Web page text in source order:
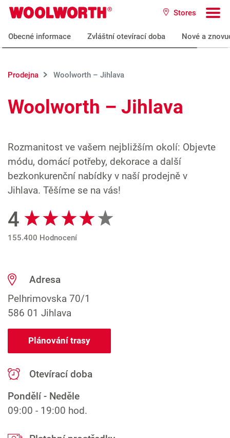
Přeskočit na hlavní obsah
Woolworth GmbH Stores
Obecné informace Zvláštní otevírací doba Nové a
Prodejna Woolworth – Jihlava
Woolworth – Jihlava
Rozmanitost ve vašem nejbližším okolí: Objevte
módu, domácí potřeby, dekorace a další
bezkonkurenční nabídky v naší prodejně v
Jihlava. Těšíme se na vás!
Recenze Google
4
155.400 Hodnocení
Adresa
Pelhrimovska 70/1
586 01 Jihlava
Plánování trasy
Otevírací doba
Pondělí - Neděle
09:00 - 19:00 hod.